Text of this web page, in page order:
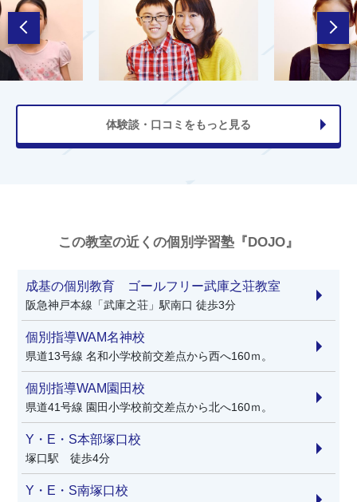
体験談・口コミをもっと見る
この教室の近くの個別学習塾『DOJO』
成基の個別教育 ゴールフリー武庫之荘教室
阪急神戸本線「武庫之荘」駅南口 徒歩3分
個別指導WAM名神校
県道13号線 名和小学校前交差点から西へ160ｍ。
個別指導WAM園田校
県道41号線 園田小学校前交差点から北へ160ｍ。
Y・E・S本部塚口校
塚口駅 徒歩4分
Y・E・S南塚口校